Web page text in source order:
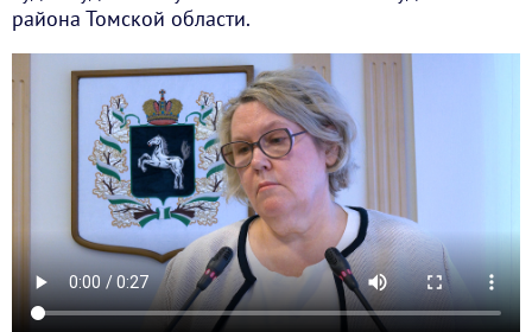
района Томской области.